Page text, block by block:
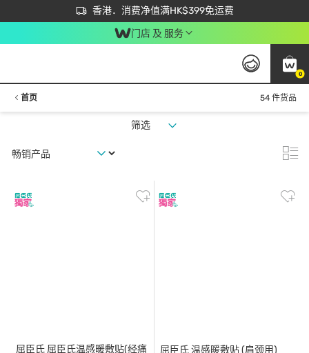
香港．消费净值满HK$399免运费
立即成为易赏钱会员尽享独家优惠
首次APP下单买满$450 输入 NEWAPP 即减$50
门店 及 服务
0
首页 54 件货品
筛选
屈臣氏 屈臣氏温感暖敷贴(经痛
屈臣氏温感暖敷贴 (肩颈用)